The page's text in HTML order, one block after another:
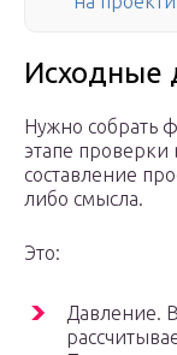
Исходные
Нужно собрать
этапе
составление
либо смысла.
Это:
Давление.